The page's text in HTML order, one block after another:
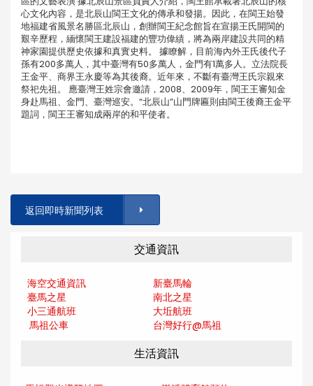
心文化內容，是北辰山閩王文化的傳承和發揚。因此，在閩王始發
地福建省風景名勝區北辰山，創辦閩王紀念館旨在宣揚王氏開閩的
艱辛歷程，緬懷閩王建設福建的豐功偉績，將為兩岸建設共同的精
神家園提供歷史依據和真實史料。 據瞭解，目前海內外王氏後代子
孫有200多萬人，其中臺灣有50多萬人，金門有1萬多人。立法院長
王金平、商界王永慶等為其後裔。近年來，不斷有臺灣王氏宗親來
祭祀先祖。 應臺灣王姓宗會邀請，2008、2009年，閩王王審知金
身赴馬祖、金門、臺灣巡安。“北辰山”山門牌匾則由閩王後裔王金平
題詞，閩王王審知成兩岸的和平使者。
返回即時新聞列表
交通資訊
海空交通資訊
新臺馬輪
臺馬之星
南北之星
小三通航班
大坵航班
馬祖公車
台灣好行@馬祖
生活資訊